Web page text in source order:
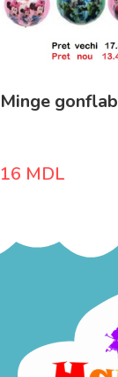
Minge
16 MDL